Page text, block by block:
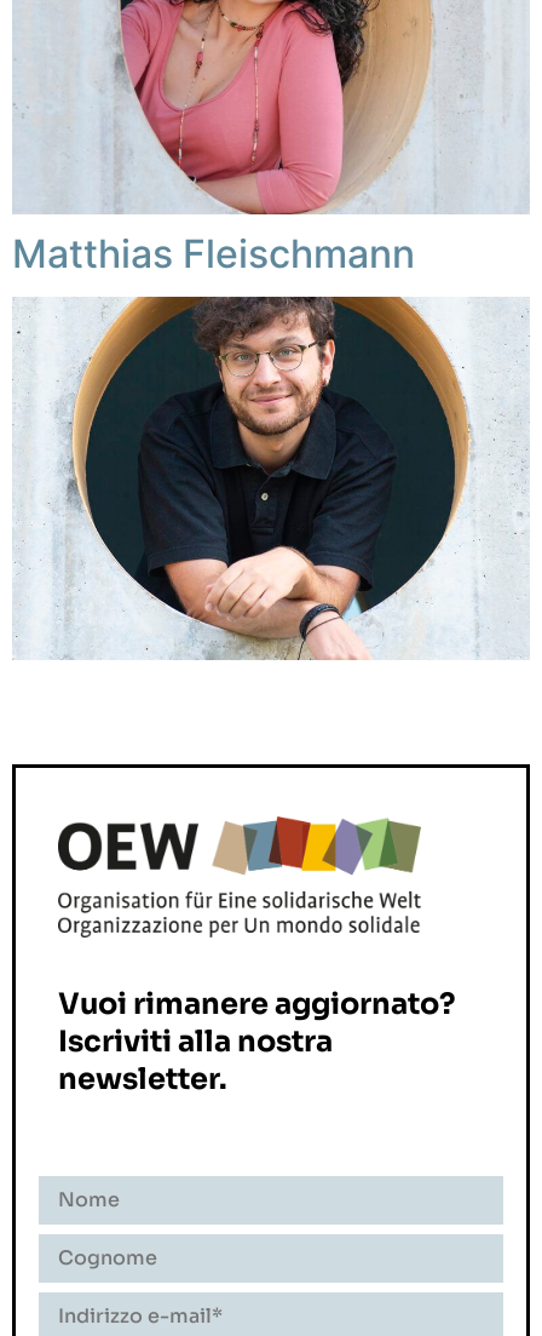
Matthias Fleischmann
Vuoi rimanere aggiornato?
Iscriviti alla nostra
newsletter.